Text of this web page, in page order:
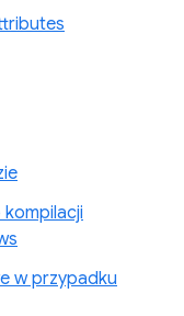
kompilacji
w przypadku